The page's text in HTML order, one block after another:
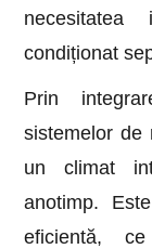
condiționat
Prin
sistemelor de
un climat
anotimp.
eficientă,